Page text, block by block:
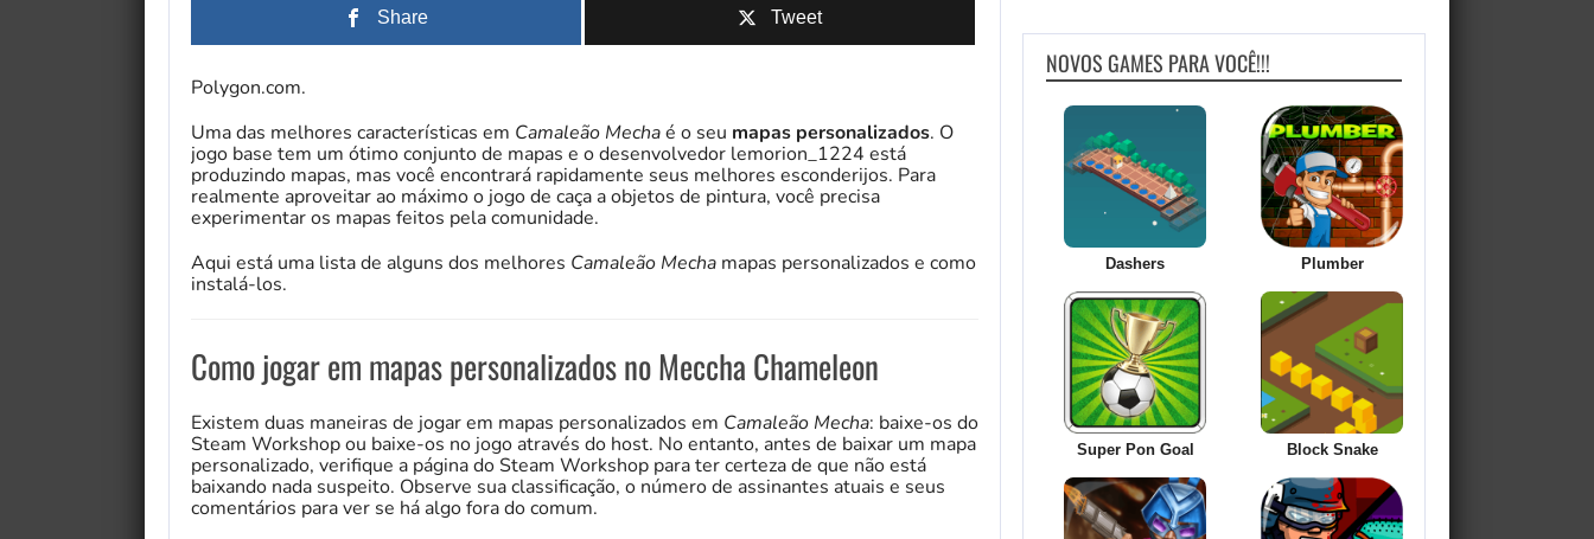
Share Tweet
Polygon.com.
Uma das melhores características em Camaleão Mechaé o seu mapas personalizados. O
jogo base tem um ótimo conjunto de mapas e o desenvolvedor lemorion_1224 está
produzindo mapas, mas você encontrará rapidamente seus melhores esconderijos. Para
realmente aproveitar ao máximo o jogo de caça a objetos de pintura, você precisa
experimentar os mapas feitos pela comunidade.
Aqui está uma lista de alguns dos melhores Camaleão Mecha mapas personalizados e como
instalá-los.
Como jogar em mapas personalizados no Meccha Chameleon
Existem duas maneiras de jogar em mapas personalizados em Camaleão Mecha: baixe-os do
Steam Workshop ou baixe-os no jogo através do host. No entanto, antes de baixar um mapa
personalizado, verifique a página do Steam Workshop para ter certeza de que não está
baixando nada suspeito. Observe sua classificação, o número de assinantes atuais e seus
comentários para ver se há algo fora do comum.
NOVOS GAMES PARA VOCÊ!!!
Dashers Plumber
Super Pon Goal Block Snake